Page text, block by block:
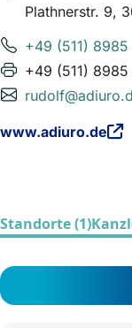
Plathnerstr. 9,
+49 (511) 8985
+49 (511)
www.adiuro.de
Standorte (1)